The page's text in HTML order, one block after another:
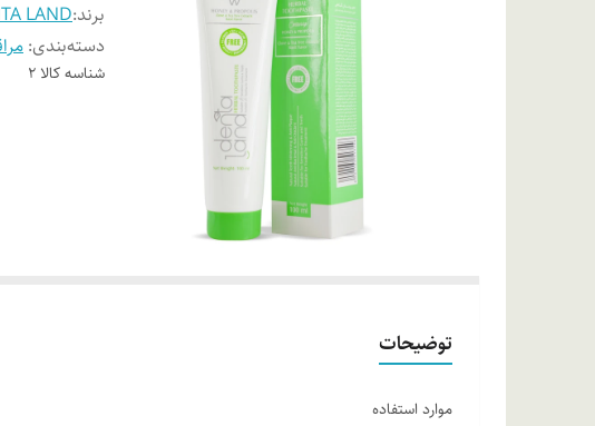
برند:LAND
دسته‌بندی:
شناسه کالا 2
توضیحات
موارد استفاده